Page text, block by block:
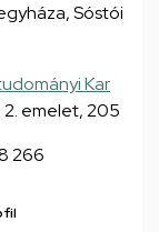
Sóstói
Kar
2. emelet, 205
266